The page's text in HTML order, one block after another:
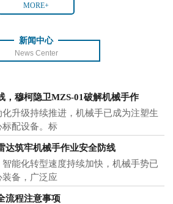
MORE+
新闻中心
News Center
，穆柯隐卫MZS-01破解机械手作
级持续推进，机械手已成为注塑生
配设备。标
达筑牢机械手作业安全防线
化转型速度持续加快，机械手势已
备，广泛应
流程注意事项